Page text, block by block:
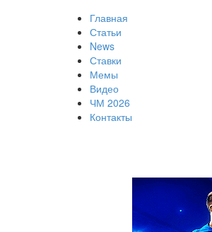
Главная
Статьи
News
Ставки
Мемы
Видео
ЧМ 2026
Контакты